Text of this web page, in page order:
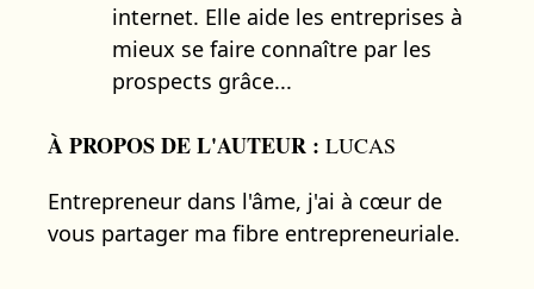
internet. Elle aide les entreprises à
mieux se faire connaître par les
prospects grâce...
À PROPOS DE L'AUTEUR : LUCAS
Entrepreneur dans l'âme, j'ai à cœur de
vous partager ma fibre entrepreneuriale.